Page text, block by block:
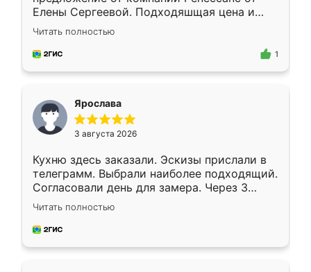
Елены Сергеевой. Подходяшщая цена и
короткие сроки изготовления. Приехавший
для замера сотрудник Владислав
предложил по моему эскизу самый
Читать полностью
1
Ярослава
3 августа 2026
Кухню здесь заказали. Эскизы прислали в
телеграмм. Выбрали наиболее подходящий.
Согласовали день для замера. Через 3
недели кухня была уже готова. Остались
довольны работой. Спасибо Ренессанс
мебель за качественную работу!
Читать полностью